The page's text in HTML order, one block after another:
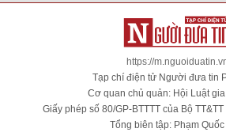
https://
Tạp chí điện tử Người đưa tin
Cơ quan chủ quản: Hội Luật
Giấy phép số 80/GP-BTTTT của Bộ
Tổng biên tập: Phạm